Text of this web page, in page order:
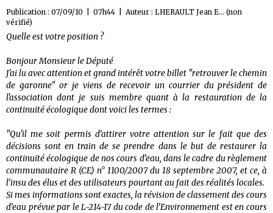
Publication : 07/09/10 | 07h44 | Auteur : LHERAULT Jean E... (non
vérifié)
Quelle est votre position ?
Bonjour Monsieur le Député
J'ai lu avec attention et grand intérêt votre billet "retrouver le chemin
de garonne" or je viens de recevoir un courrier du président de
l'association dont je suis membre quant à la restauration de la
continuité écologique dont voici les termes :
"Qu'il me soit permis d’attirer votre attention sur le fait que des
décisions sont en train de se prendre dans le but de restaurer la
continuité écologique de nos cours d’eau, dans le cadre du règlement
communautaire R (CE) n° 1100/2007 du 18 septembre 2007, et ce, à
l’insu des élus et des utilisateurs pourtant au fait des réalités locales.
Si mes informations sont exactes, la révision de classement des cours
d’eau prévue par le L-214-17 du code de l’Environnement est en cours